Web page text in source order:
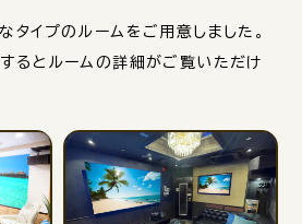
タイプのルームをご用意しました。
るとルームの詳細がご覧いただけ